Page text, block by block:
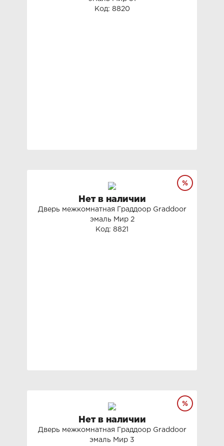
Код: 8820
Нет в наличии
Дверь межкомнатная Граддоор Graddoor
эмаль Мир 2
Код: 8821
Нет в наличии
Дверь межкомнатная Граддоор Graddoor
эмаль Мир 3